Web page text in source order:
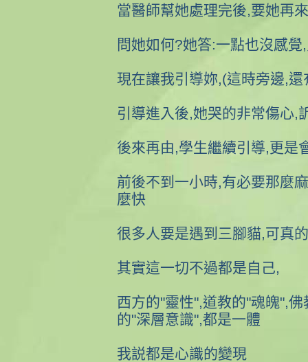
當醫師幫她處理完後,要她再
問她如何?她答:一點也沒感
現在讓我引導妳,(這時旁邊,還
引導進入後,她哭的非常傷心,
後來再由,學生繼續引導,更是
前後不到一小時,有必要那麼
麼快
很多人要是遇到三腳貓,可真
其實這一切不過都是自己,
西方的"靈性",道教的"魂魄",
的"深層意識",都是一體
我説都是心識的變現